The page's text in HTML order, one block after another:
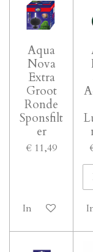
Aqua
Nova
Extra
Groot
Ronde
Sponsfilt
er
€ 11,49
In